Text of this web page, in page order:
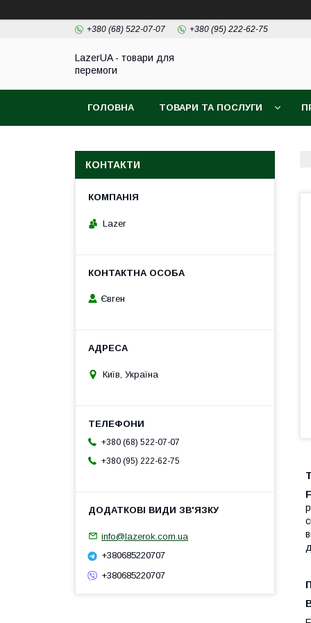
+380 (68) 522-07-07 +380 (95) 222-62-75
LazerUA - товари для
перемоги
ГОЛОВНА ТОВАРИ ТА ПОСЛУГИ
КОНТАКТИ
Lazer
Євген
Київ, Україна
+380 (68) 522-07-07
+380 (95) 222-62-75
info@lazerok.com.ua
+380685220707
+380685220707